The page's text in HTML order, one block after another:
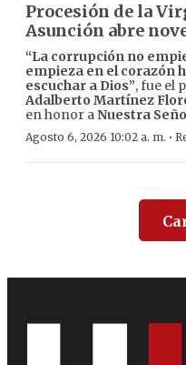
Procesión de la
Asunción abre
“La corrupción no
empieza en el corazón
escuchar a Dios”, fue el
Adalberto Martínez
en honor aNuestra
Agosto 6, 2026 10:02 a. m. ·